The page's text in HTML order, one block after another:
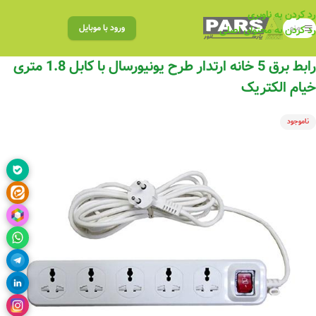
رد کردن به ناوبری
رد کردن به محتوای اصلی
منو ورود با موبایل
رابط برق 5 خانه ارتدار طرح یونیورسال با کابل 1.8 متری
خیام الکتریک
ناموجود